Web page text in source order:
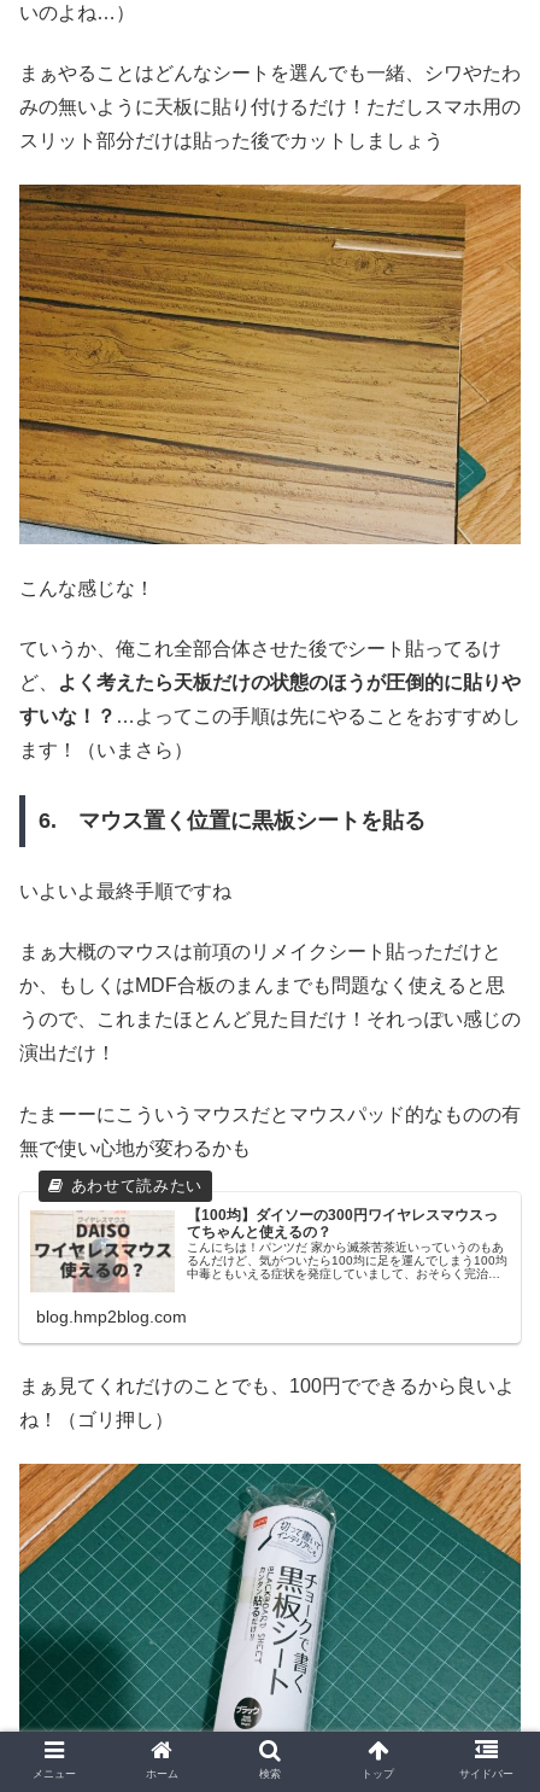
いのよね…）
まぁやることはどんなシートを選んでも一緒、シワやたわ
みの無いように天板に貼り付けるだけ！ただしスマホ用の
スリット部分だけは貼った後でカットしましょう
こんな感じな！
ていうか、俺これ全部合体させた後でシート貼ってるけ
ど、
よく考えたら天板だけの状態のほうが圧倒的に貼りや
すいな！？ …よってこの手順は先にやることをおすすめし
ます！（いまさら）
6. マウス置く位置に黒板シートを貼る
いよいよ最終手順ですね
まぁ大概のマウスは前項のリメイクシート貼っただけと
か、もしくはMDF合板のまんまでも問題なく使えると思
うので、これまたほとんど見た目だけ！それっぽい感じの
演出だけ！
たまーーにこういうマウスだとマウスパッド的なものの有
無で使い心地が変わるかも
【100均】ダイソーの300円ワイヤレスマウスっ
てちゃんと使えるの？
こんにちは！パンツだ 家から滅茶苦茶近いっていうのもあ
るんだけど、気がついたら100均に足を運んでしまう100均
中毒ともいえる症状を発症していまして、おそらく完治は
blog.hmp2blog.com
まぁ見てくれだけのことでも、100円でできるから良いよ
ね！（ゴリ押し）
メニュー ホーム 検索 トップ サイドバー